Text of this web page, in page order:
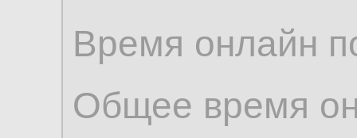
Время онлайн
Общее время